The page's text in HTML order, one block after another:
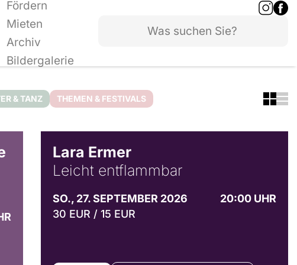
Fördern
Mieten
Archiv
Bildergalerie
& TANZ THEMEN & FESTIVALS
Lara Ermer
Leicht entflammbar
SO., 27. SEPTEMBER 2026
20:00 UHR
30 EUR / 15 EUR